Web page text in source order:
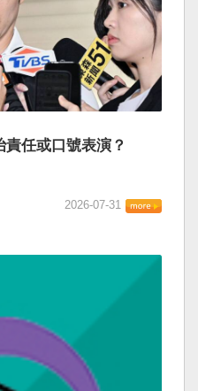
責任或口號表演？
2026-07-31